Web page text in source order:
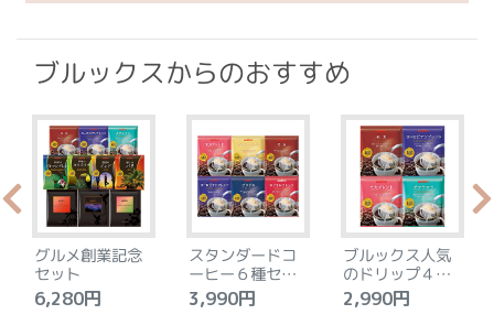
ブルックスからのおすすめ
グルメ創業記念
セット
6,280円
スタンダードコ
ーヒー６種セッ
ト
3,990円
ブルックス人気
のドリップ４種
セット
2,990円